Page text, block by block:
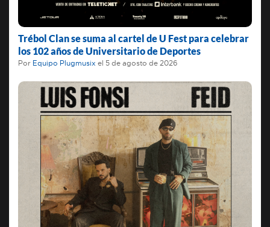
Trébol Clan se suma al cartel de U Fest para celebrar
los 102 años de Universitario de Deportes
Por Equipo Plugmusix el 5 de agosto de 2026